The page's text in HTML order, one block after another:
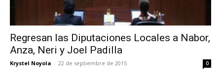
Regresan las Diputaciones Locales a Nabor,
Anza, Neri y Joel Padilla
Krystel Noyola - 22 de septiembre de 2015 0